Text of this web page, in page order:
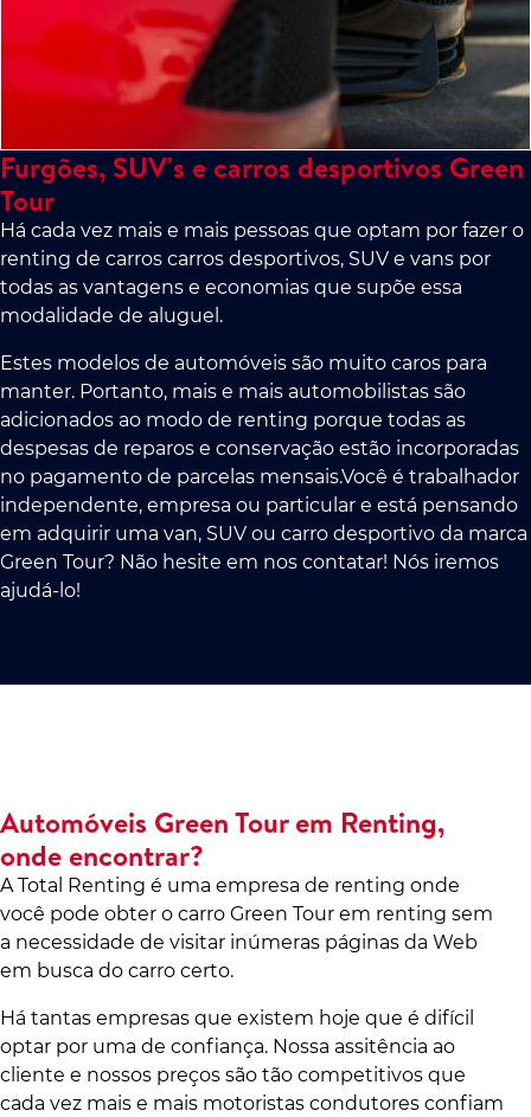
Furgões, SUV's e carros desportivos Green
Tour
Há cada vez mais e mais pessoas que optam por fazer o
renting de carros carros desportivos, SUV e vans por
todas as vantagens e economias que supõe essa
modalidade de aluguel.
Estes modelos de automóveis são muito caros para
manter. Portanto, mais e mais automobilistas são
adicionados ao modo de renting porque todas as
despesas de reparos e conservação estão incorporadas
no pagamento de parcelas mensais.Você é trabalhador
independente, empresa ou particular e está pensando
em adquirir uma van, SUV ou carro desportivo da marca
Green Tour? Não hesite em nos contatar! Nós iremos
ajudá-lo!
Automóveis Green Tour em Renting,
onde encontrar?
A Total Renting é uma empresa de renting onde
você pode obter o carro Green Tour em renting sem
a necessidade de visitar inúmeras páginas da Web
em busca do carro certo.
Há tantas empresas que existem hoje que é difícil
optar por uma de confiança. Nossa assitência ao
cliente e nossos preços são tão competitivos que
cada vez mais e mais motoristas condutores confiam